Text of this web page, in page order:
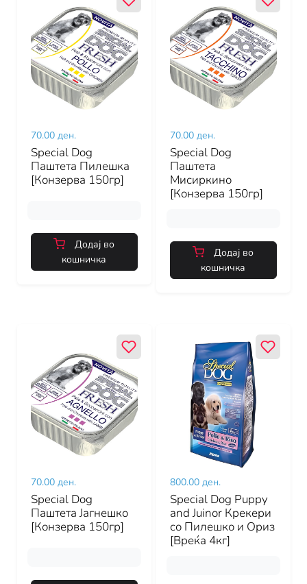
70.00 ден.
Special Dog
Паштета Пилешка
[Конзерва 150гр]
Додај во
кошничка
70.00 ден.
Special Dog
Паштета
Мисиркино
[Конзерва 150гр]
Додај во
кошничка
70.00 ден.
Special Dog
Паштета Јагнешко
[Конзерва 150гр]
800.00 ден.
Special Dog Puppy
and Juinor Крекери
со Пилешко и Ориз
[Вреќа 4кг]